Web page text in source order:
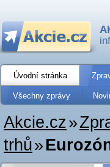
Úvodní stránka
Všechny zprávy
Akcie.cz»
trhů»